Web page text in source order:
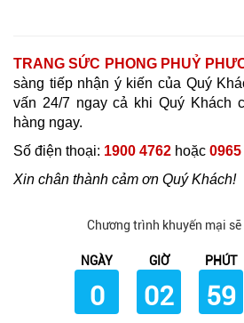
TRANG SỨC PHONG PHUỶ
sàng tiếp nhận ý kiến của Quý
vấn 24/7 ngay cả khi Quý Khách
hàng ngay.
Số điện thoại: 1900 4762 hoặc 0965
Xin chân thành cảm ơn Quý Khách!
Chương trình khuyến mại
NGÀY
0
GIỜ
02
PHÚT
59